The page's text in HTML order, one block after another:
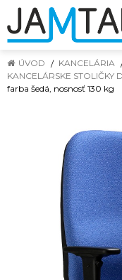
ÚVOD KANCELÁRIA
KANCELÁRSKE STOLIČKY
farba šedá, nosnosť 130 kg